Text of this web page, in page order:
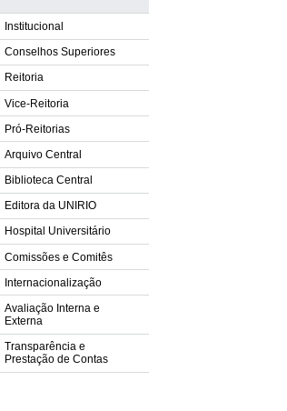
Institucional
Conselhos Superiores
Reitoria
Vice-Reitoria
Pró-Reitorias
Arquivo Central
Biblioteca Central
Editora da UNIRIO
Hospital Universitário
Comissões e Comitês
Internacionalização
Avaliação Interna e
Externa
Transparência e
Prestação de Contas